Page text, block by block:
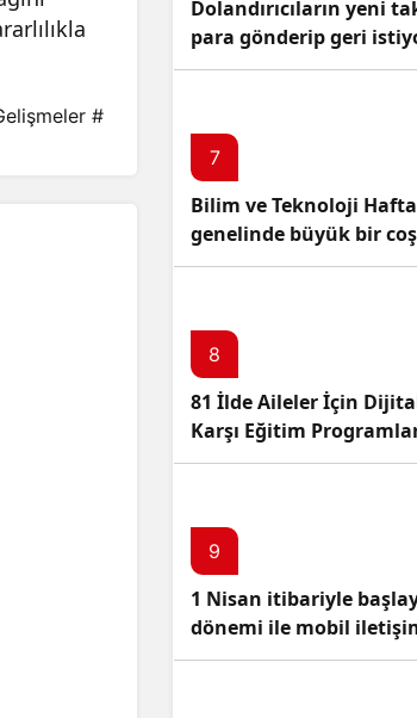
#
Dolandırıcıların yeni
para gönderip geri
Edin!
7
Bilim ve Teknoloji
genelinde büyük bir
kutlandı: İşte
8
81 İlde Aileler İçin Dijital
Karşı Eğitim
9
1 Nisan itibariyle
dönemi ile mobil
başlıyor!